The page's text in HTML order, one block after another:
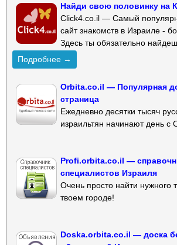
Найди свою половинку на
Click4.co.il — Самый
сайт знакомств в Израиле -
Здесь ты обязательно
Подробнее →
Orbita.co.il — Популярная
страница
Ежедневно десятки тысяч
израильтян начинают день с
Profi.orbita.co.il —
специалистов Израиля
Очень просто найти нужного
твоем городе!
Doska.orbita.co.il — доска